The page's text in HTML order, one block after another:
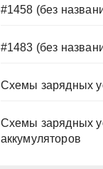
#1458 (без
#1483 (без
Схемы зарядных
Схемы зарядных
аккумуляторов